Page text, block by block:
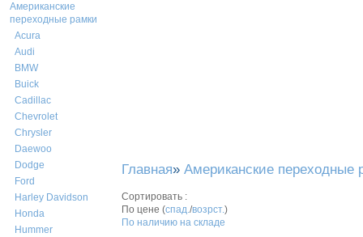
Американские
переходные рамки
Acura
Audi
BMW
Buick
Cadillac
Chevrolet
Chrysler
Daewoo
Dodge
Ford
Harley Davidson
Honda
Hummer
Главная» Американские переходные
Сортировать :
По цене (спад./возрст.)
По наличию на складе